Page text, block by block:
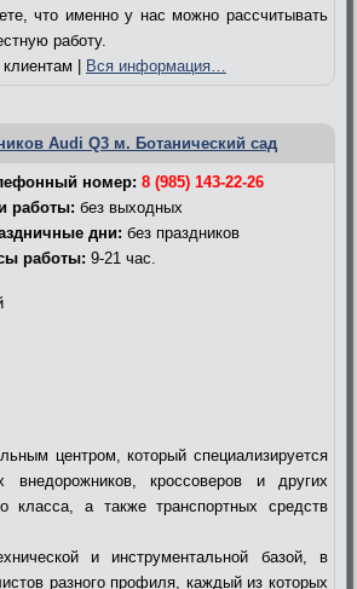
что именно у нас можно рассчитывать
работу.
| Вся информация…
Audi Q3 м. Ботанический сад
номер: 8 (985) 143-22-26
работы: без выходных
дни: без праздников
работы: 9-21 час.
центром, который специализируется
кроссоверов и других
класса, а также транспортных средств
и инструментальной базой, в
разного профиля, каждый из которых